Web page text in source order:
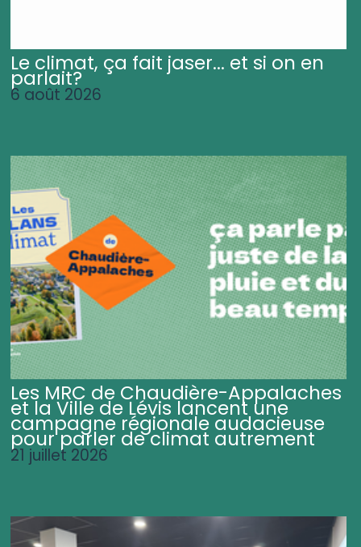
Le climat, ça fait jaser... et si on en
parlait?
6 août 2026
Les MRC de Chaudière-Appalaches
et la Ville de Lévis lancent une
campagne régionale audacieuse
pour parler de climat autrement
21 juillet 2026